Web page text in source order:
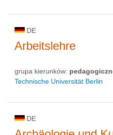
DE
Arbeitslehre
grupa kierunków:
Technische Universität Berlin
DE